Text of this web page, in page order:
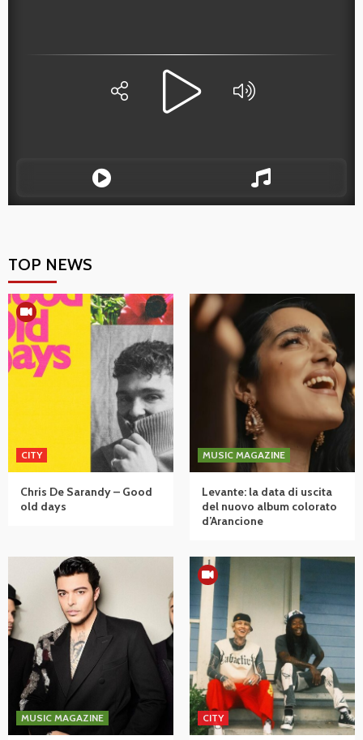
TOP NEWS
CITY
Chris De Sarandy – Good
old days
MUSIC MAGAZINE
Levante: la data di uscita
del nuovo album colorato
d’Arancione
MUSIC MAGAZINE CITY